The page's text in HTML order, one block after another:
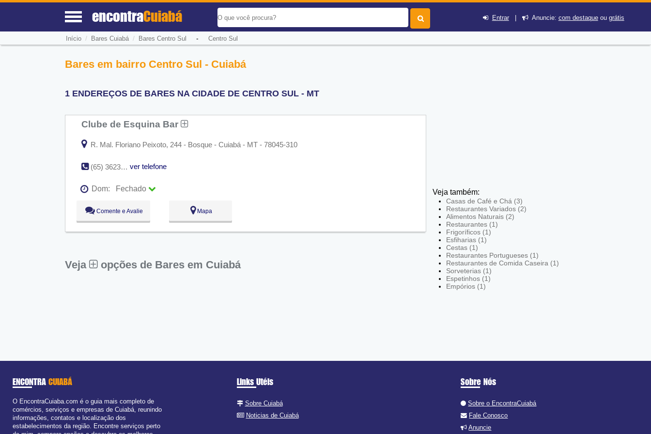
encontraCuiabá Entrar| Anuncie: com destaqueou grátis
Início / Bares Cuiabá/ Bares Centro Sul - Centro Sul
Bares em bairro Centro Sul - Cuiabá
1 ENDEREÇOS DE BARES NA CIDADE DE CENTRO SUL - MT
Clube de Esquina Bar
R. Mal. Floriano Peixoto, 244 - Bosque - Cuiabá - MT - 78045-310
(65) 3623-3856 ver telefone
Dom:
Fechado
Seg:
Ter:
09:00 - 18:00
Qua:
09:00 - 18:00
Qui:
09:00 - 18:00
Comente e Avalie Mapa
Veja opções de Bares em Cuiabá
Veja também:
Casas de Café e Chá (3)
Restaurantes Variados (2)
Alimentos Naturais (2)
Restaurantes (1)
Frigoríficos (1)
Esfiharias (1)
Cestas (1)
Restaurantes Portugueses (1)
Restaurantes de Comida Caseira (1)
Sorveterias (1)
Espetinhos (1)
Empórios (1)
ENCONTRA CUIABÁ
O EncontraCuiaba.com é o guia mais completo de
comércios, serviços e empresas de Cuiabá, reunindo
informações, contatos e localização dos
estabelecimentos da região. Encontre serviços perto
Links Utéis
Sobre Cuiabá
Noticias de Cuiabá
Sobre Nós
Sobre o EncontraCuiabá
Fale Conosco
Anuncie